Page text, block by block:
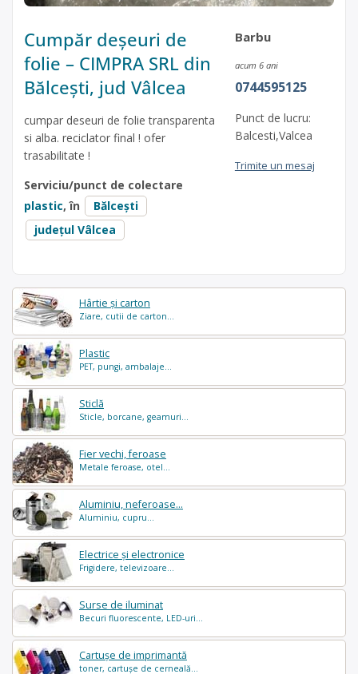
Hârtie și carton
Ziare, cutii de carton...
Plastic
PET, pungi, ambalaje...
Sticlă
Sticle, borcane, geamuri...
Fier vechi, feroase
Metale feroase, otel...
Aluminiu, neferoase...
Aluminiu, cupru...
Electrice și electronice
Frigidere, televizoare...
Surse de iluminat
Becuri fluorescente, LED-uri...
Cartușe de imprimantă
toner, cartușe de cerneală...
Cumpăr deșeuri de
folie – CIMPRA SRL din
Bălcești, jud Vâlcea
cumpar deseuri de folie transparenta
si alba. reciclator final ! ofer
trasabilitate !
Serviciu/punct de colectare
plastic, în
Bălceşti
județul Vâlcea
Barbu
acum 6 ani
0744595125
Punct de lucru:
Balcesti,Valcea
Trimite un mesaj